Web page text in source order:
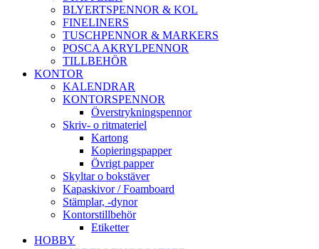
BLYERTSPENNOR & KOL
FINELINERS
TUSCHPENNOR & MARKERS
POSCA AKRYLPENNOR
TILLBEHÖR
KONTOR
KALENDRAR
KONTORSPENNOR
Överstrykningspennor
Skriv- o ritmateriel
Kartong
Kopieringspapper
Övrigt papper
Skyltar o bokstäver
Kapaskivor / Foamboard
Stämplar, -dynor
Kontorstillbehör
Etiketter
HOBBY